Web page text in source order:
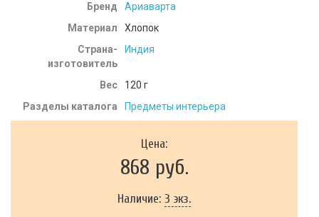
Бренд
Ариаварта
Материал
Хлопок
Страна-
изготовитель
Индия
Вес 120 г
Разделы каталога
Предметы интерьера
Цена:
868 руб.
Наличие: 3 экз.